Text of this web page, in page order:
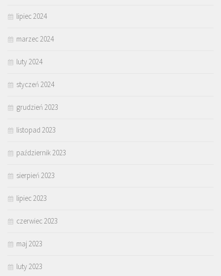
lipiec 2024
marzec 2024
luty 2024
styczeń 2024
grudzień 2023
listopad 2023
październik 2023
sierpień 2023
lipiec 2023
czerwiec 2023
maj 2023
luty 2023